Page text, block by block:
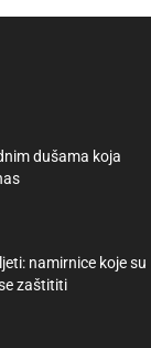
dušama koja
namirnice koje su
zaštititi